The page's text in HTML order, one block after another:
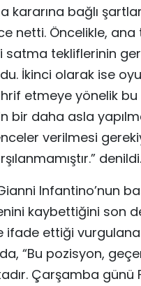
kararına bağlı
netti. Öncelikle, ana
satma tekliflerinin
İkinci olarak ise
etmeye yönelik bu
bir daha asla
verilmesi
denildi.
Gianni Infantino’nun
kaybettiğini son
ifade ettiği
“Bu pozisyon,
Çarşamba günü